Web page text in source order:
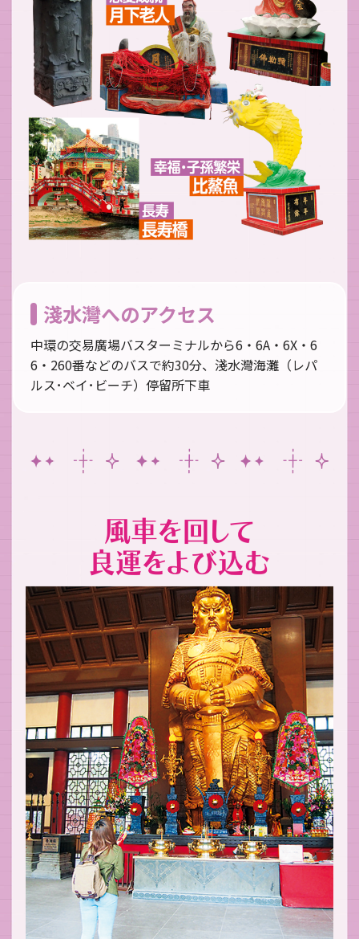
淺水灣へのアクセス
中環の交易廣場バスターミナルから6・6A・6X・6
6・260番などのバスで約30分、淺水灣海灘（レパ
ルス･ベイ･ビーチ）停留所下車